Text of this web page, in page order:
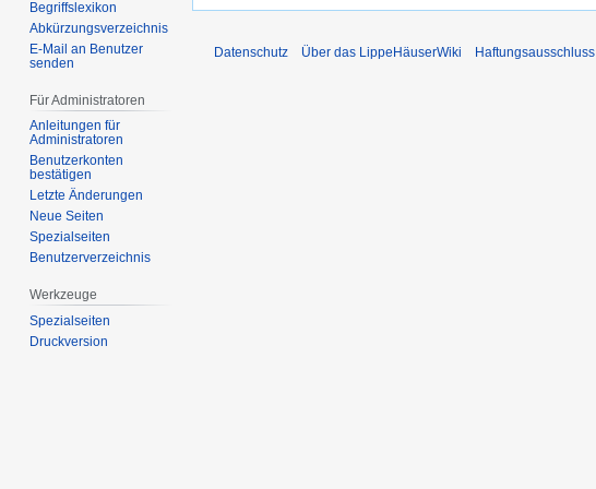
Begriffslexikon
Abkürzungsverzeichnis
E-Mail an Benutzer
senden
Für Administratoren
Anleitungen für
Administratoren
Benutzerkonten
bestätigen
Letzte Änderungen
Neue Seiten
Spezialseiten
Benutzerverzeichnis
Werkzeuge
Spezialseiten
Druckversion
Datenschutz Über das LippeHäuserWiki Haftungsausschluss